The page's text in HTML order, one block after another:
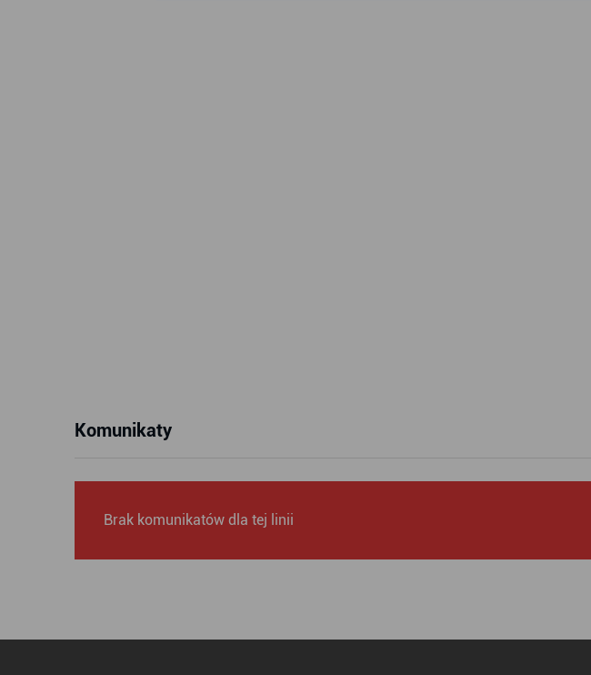
Komunikaty
Brak komunikatów dla tej linii